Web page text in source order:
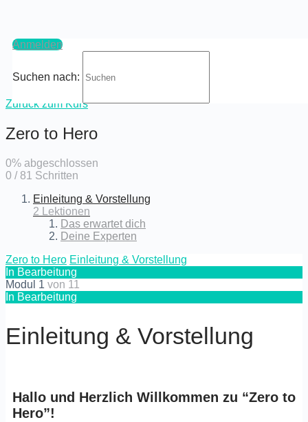
Anmelden
Suchen nach:
Zurück zum Kurs
Zero to Hero
0% abgeschlossen
0 / 81 Schritten
Einleitung & Vorstellung
2 Lektionen
Das erwartet dich
Deine Experten
Zero to Hero Einleitung & Vorstellung
In Bearbeitung
Modul 1 von 11
In Bearbeitung
Einleitung & Vorstellung
Hallo und Herzlich Willkommen zu “Zero to
Hero”!